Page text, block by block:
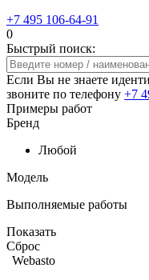
+7 495 106-64-91
0
Быстрый поиск:
Если Вы не знаете
звоните по телефону +7
Примеры работ
Бренд
Любой
Модель
Выполняемые работы
Показать
Сброс
Webasto